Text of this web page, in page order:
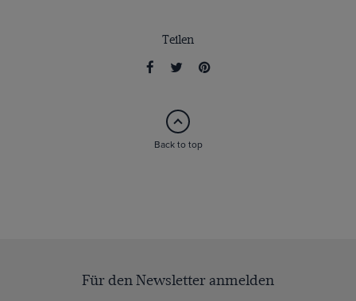
Teilen
Back to top
Für den Newsletter anmelden